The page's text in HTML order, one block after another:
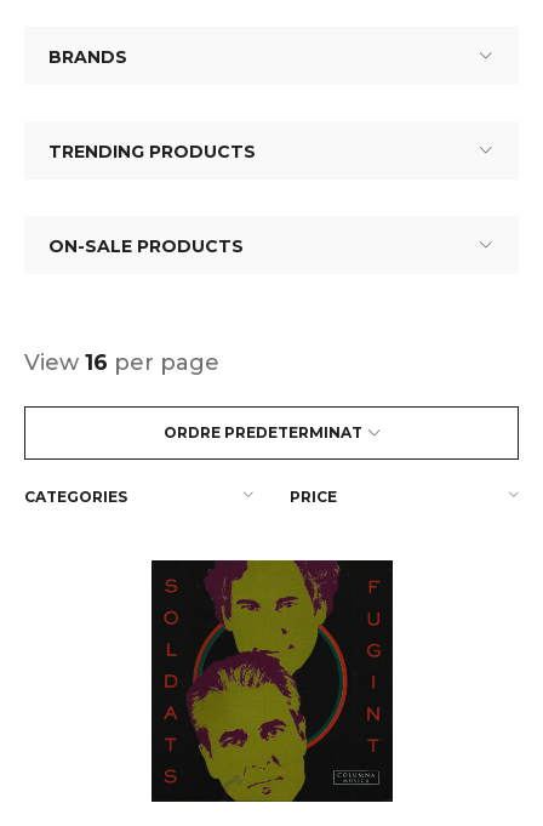
BRANDS
TRENDING PRODUCTS
ON-SALE PRODUCTS
ORDRE PREDETERMINAT
View 16 per page
CATEGORIES PRICE